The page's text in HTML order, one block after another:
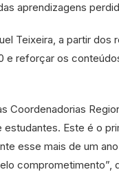
aprendizagens
Teixeira, a partir dos
e reforçar os
Coordenadorias
Este é o
esse mais de um
comprometimento”,